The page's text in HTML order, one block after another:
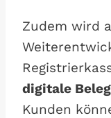
Zudem wird
digitale
Kunden